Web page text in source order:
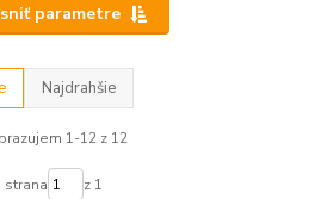
parametre
Najdrahšie
1-12 z 12
strana z 1